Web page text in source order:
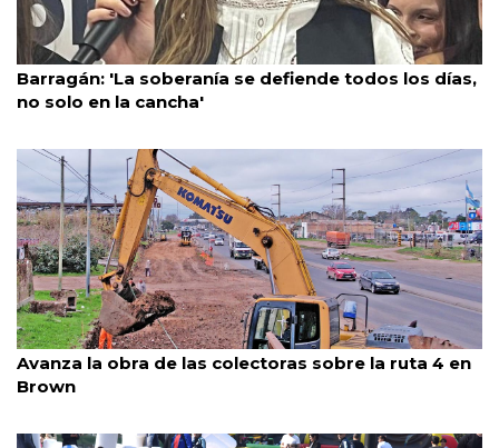
Caba 4/8/2026
Barragán: 'La soberanía se defiende todos los días,
no solo en la cancha'
Almirante Brown 4/8/2026
Avanza la obra de las colectoras sobre la ruta 4 en
Brown